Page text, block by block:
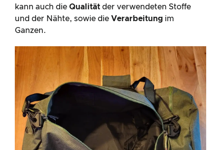
kann auch die Qualität der verwendeten Stoffe
und der Nähte, sowie die Verarbeitung im
Ganzen.